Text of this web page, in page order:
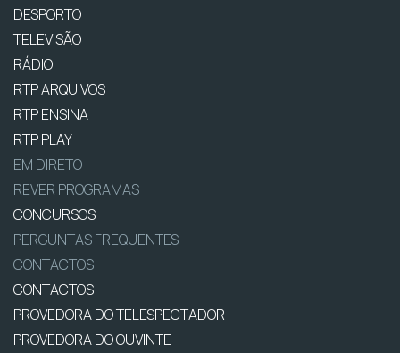
DESPORTO
TELEVISÃO
RÁDIO
RTP ARQUIVOS
RTP ENSINA
RTP PLAY
EM DIRETO
REVER PROGRAMAS
CONCURSOS
PERGUNTAS FREQUENTES
CONTACTOS
CONTACTOS
PROVEDORA DO TELESPECTADOR
PROVEDORA DO OUVINTE